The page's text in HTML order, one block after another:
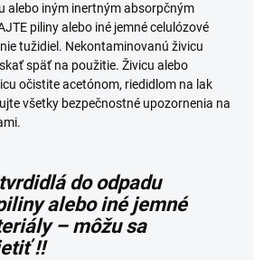
alebo iným inertným absorpčným
piliny alebo iné jemné celulózové
tužidiel. Nekontaminovanú živicu
späť na použitie. Živicu alebo
očistite acetónom, riedidlom na lak
všetky bezpečnostné upozornenia na
do odpadu
alebo iné jemné
– môžu sa
!!